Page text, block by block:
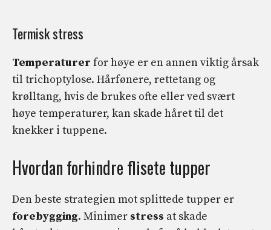
Termisk stress
Temperaturer for høye er en annen viktig årsak
til trichoptylose. Hårfønere, rettetang og
krølltang, hvis de brukes ofte eller ved svært
høye temperaturer, kan skade håret til det
knekker i tuppene.
Hvordan forhindre flisete tupper
Den beste strategien mot splittede tupper er
forebygging. Minimer stress at skade